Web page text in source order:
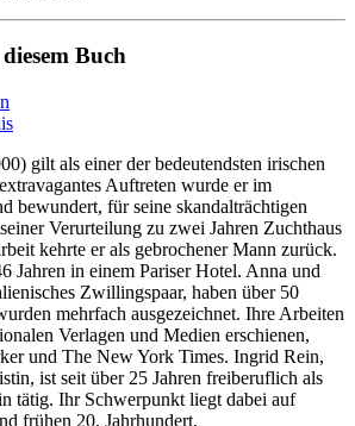
Buch
gilt als einer der bedeutendsten irischen
Auftreten wurde er im
bewundert, für seine skandalträchtigen
Verurteilung zu zwei Jahren Zuchthaus
kehrte er als gebrochener Mann zurück.
Jahren in einem Pariser Hotel. Anna und
Zwillingspaar, haben über 50
mehrfach ausgezeichnet. Ihre Arbeiten
Verlagen und Medien erschienen,
und The New York Times. Ingrid Rein,
ist seit über 25 Jahren freiberuflich als
tätig. Ihr Schwerpunkt liegt dabei auf
frühen 20. Jahrhundert.